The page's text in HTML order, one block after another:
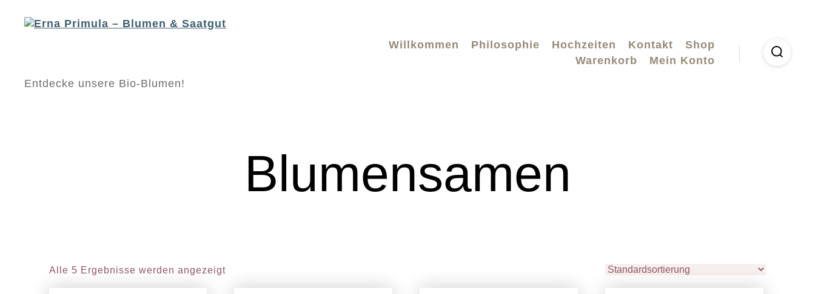
Erna
Primula
Entdecke unsere Bio-Blumen!
Willkommen Philosophie Hochzeiten Kontakt
Shop
Warenkorb
Mein Konto
Blumensamen
Alle 5 Ergebnisse werden angezeigt